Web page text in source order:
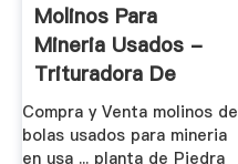
Molinos Para
Mineria Usados -
Trituradora De
Cono
Compra y Venta molinos de
bolas usados para mineria
en usa ... planta de Piedra